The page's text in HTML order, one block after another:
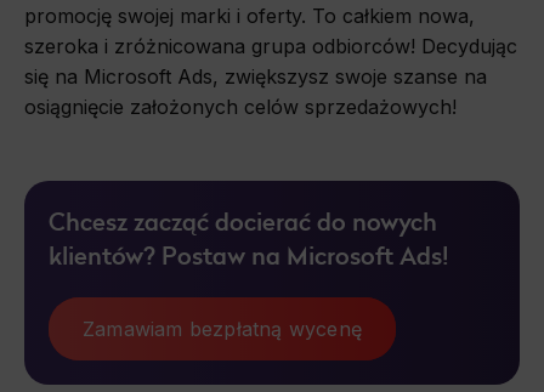
promocję swojej marki i oferty. To całkiem nowa,
szeroka i zróżnicowana grupa odbiorców! Decydując
się na Microsoft Ads, zwiększysz swoje szanse na
osiągnięcie założonych celów sprzedażowych!
Chcesz zacząć docierać do nowych
klientów? Postaw na Microsoft Ads!
Zamawiam bezpłatną wycenę